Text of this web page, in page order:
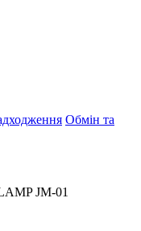
Обмін та
JM-01